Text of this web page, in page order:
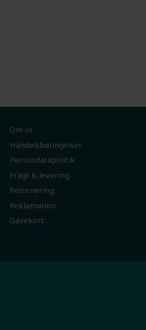
Om os
Handelsbetingelser
Persondatapolitik
Fragt & levering
Returnering
Reklamation
Gavekort